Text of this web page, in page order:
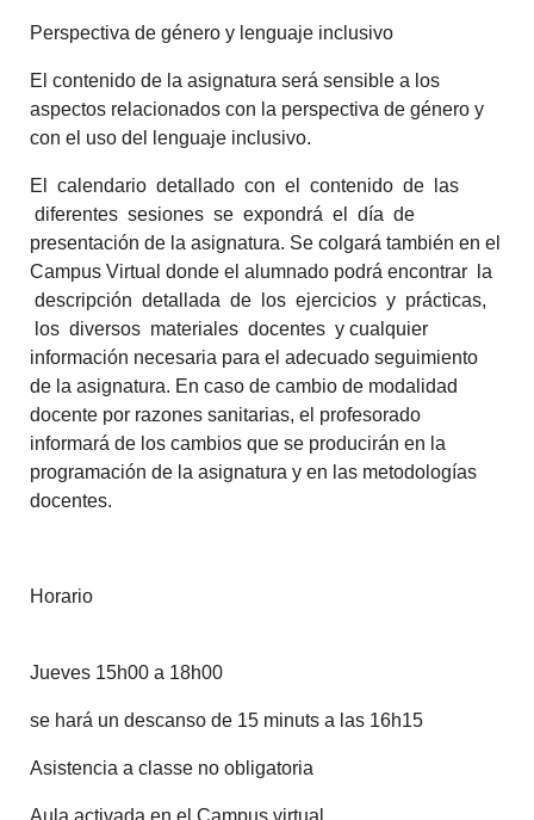
Perspectiva de género y lenguaje inclusivo
El contenido de la asignatura será sensible a los
aspectos relacionados con la perspectiva de género y
con el uso del lenguaje inclusivo.
El calendario detallado con el contenido de las
diferentes sesiones se expondrá el día de
presentación de la asignatura. Se colgará también en el
Campus Virtual donde el alumnado podrá encontrar la
descripción detallada de los ejercicios y prácticas,
los diversos materiales docentes y cualquier
información necesaria para el adecuado seguimiento
de la asignatura. En caso de cambio de modalidad
docente por razones sanitarias, el profesorado
informará de los cambios que se producirán en la
programación de la asignatura y en las metodologías
docentes.
Horario
Jueves 15h00 a 18h00
se hará un descanso de 15 minuts a las 16h15
Asistencia a classe no obligatoria
Aula activada en el Campus virtual